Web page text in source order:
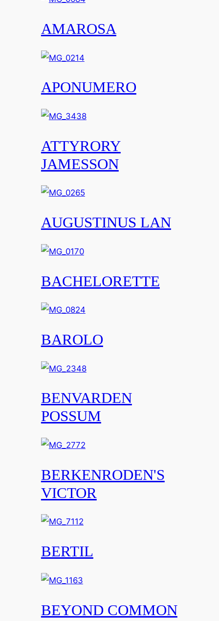
AMAROSA
APONUMERO
ATTYRORY
JAMESSON
AUGUSTINUS LAN
BACHELORETTE
BAROLO
BENVARDEN
POSSUM
BERKENRODEN'S
VICTOR
BERTIL
BEYOND COMMON